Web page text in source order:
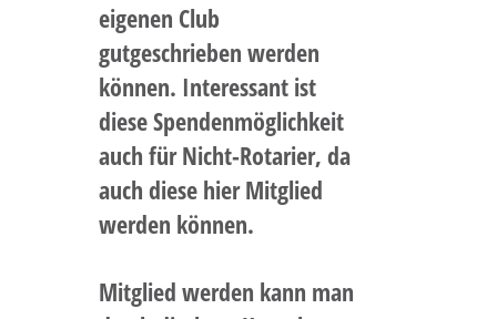
eigenen Club
gutgeschrieben werden
können. Interessant ist
diese Spendenmöglichkeit
auch für Nicht-Rotarier, da
auch diese hier Mitglied
werden können.
Mitglied werden kann man